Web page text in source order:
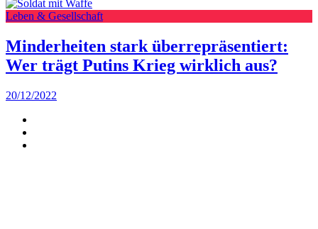
Leben & Gesellschaft
Minderheiten stark überrepräsentiert:
Wer trägt Putins Krieg wirklich aus?
20/12/2022